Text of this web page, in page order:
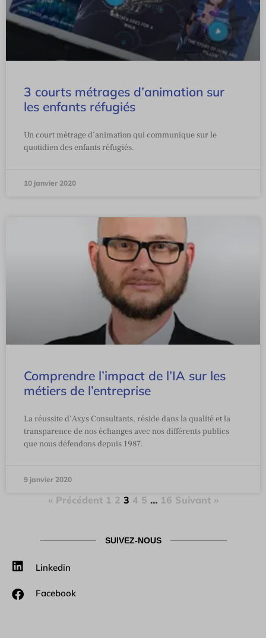
3 courts métrages d’animation sur
les enfants réfugiés
Un court métrage d’animation qui communique sur le
quotidien des enfants réfugiés.
10 janvier 2020
Comprendre l’impact de l’IA sur les
métiers de l’entreprise
La réussite d’Axys Consultants, réside dans la qualité et la
transparence de nos échanges avec nos différents publics
que nous défendons depuis 1987.
9 janvier 2020
« Précédent 1 2 3 4 5 … 16 Suivant »
SUIVEZ-NOUS
Linkedin
Facebook